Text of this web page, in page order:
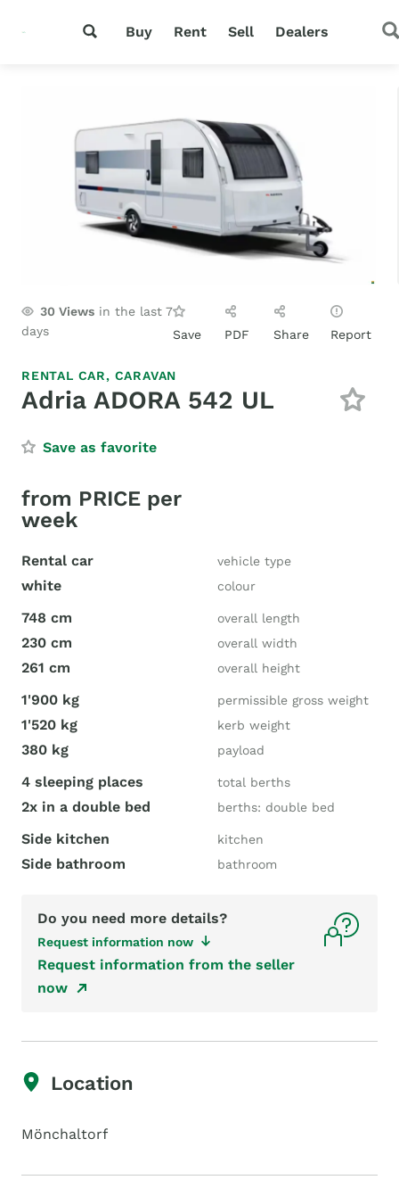
Buy Rent Sell Dealers
30 Views in the last 7
days
Save PDF Share Report
RENTAL CAR, CARAVAN
Adria ADORA 542 UL
Save as favorite
from PRICE per
week
Rental car vehicle type
white colour
748 cm overall length
230 cm overall width
261 cm overall height
1'900 kg permissible gross weight
1'520 kg kerb weight
380 kg payload
4 sleeping places total berths
2x in a double bed berths: double bed
Side kitchen kitchen
Side bathroom bathroom
Do you need more details?
Request information now
Request information from the seller
now
Location
Mönchaltorf